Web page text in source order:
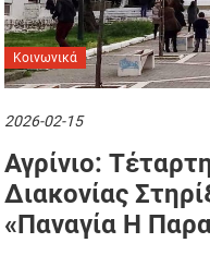
Κοινωνικά
2026-02-15
Αγρίνιο:
Διακονίας
«Παναγία Η